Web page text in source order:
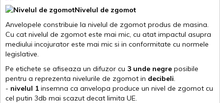
Nivelul de zgomot
Anvelopele constribuie la nivelul de zgomot produs de masina.
Cu cat nivelul de zgomot este mai mic, cu atat impactul asupra
mediului incojurator este mai mic si in conformitate cu normele
legislative.
Pe etichete se afiseaza un difuzor cu 3 unde negre posibile
pentru a reprezenta nivelurile de zgomot in decibeli.
- nivelul 1 insemna ca anvelopa produce un nivel de zgomot cu
cel putin 3db mai scazut decat limita UE.